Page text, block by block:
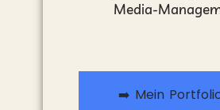
Media-
➡️ Mein